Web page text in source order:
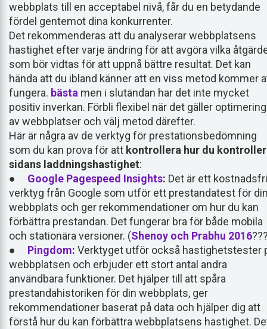
webbplats till en acceptabel nivå, får du en betydande
fördel gentemot dina konkurrenter.
Det rekommenderas att du analyserar webbplatsens
hastighet efter varje ändring för att avgöra vilka
som bör vidtas för att uppnå bättre resultat. Det kan
hända att du ibland känner att en viss metod kommer
fungera. bästa men i slutändan har det inte mycket
positiv inverkan. Förbli flexibel när det gäller optimering
av webbplatser och välj metod därefter.
Här är några av de verktyg för prestationsbedömning
som du kan prova för att kontrollera hur du
sidans laddningshastighet:
● Google Pagespeed Insights: Det är ett
verktyg från Google som utför ett prestandatest för
webbplats och ger rekommendationer om hur du kan
förbättra prestandan. Det fungerar bra för både mobila
och stationära versioner. (Shenoy och Prabhu 2016
● Pingdom: Verktyget utför också hastighetstester
webbplatsen och erbjuder ett stort antal andra
användbara funktioner. Det hjälper till att spåra
prestandahistoriken för din webbplats, ger
rekommendationer baserat på data och hjälper dig att
förstå hur du kan förbättra webbplatsens hastighet.